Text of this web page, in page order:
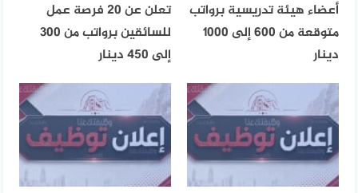
أعضاء هيئة تدريسية برواتب
متوقعة من 600 إلى 1000
دينار
تعلن عن 20 فرصة عمل
للسائقين برواتب من 300
إلى 450 دينار